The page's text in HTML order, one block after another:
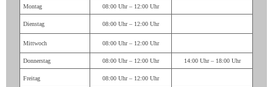
Montag 08:00 Uhr – 12:00 Uhr
Dienstag 08:00 Uhr – 12:00 Uhr
Mittwoch 08:00 Uhr – 12:00 Uhr
Donnerstag 08:00 Uhr – 12:00 Uhr 14:00 Uhr – 18:00 Uhr
Freitag 08:00 Uhr – 12:00 Uhr